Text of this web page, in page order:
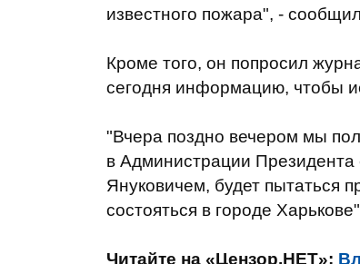
известного пожара", -
Кроме того, он попросил
сегодня информацию, чтобы
"Вчера поздно вечером мы
в Администрации Президента
Януковичем, будет пытаться
состояться в городе
Читайте на «Цензор.НЕТ»: